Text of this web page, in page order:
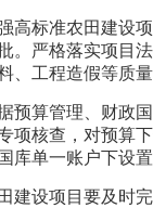
高标准农田建
。严格落实项目
、工程造假等质
预算管理、财政
项核查，对预算
库单一账户下设
建设项目要及